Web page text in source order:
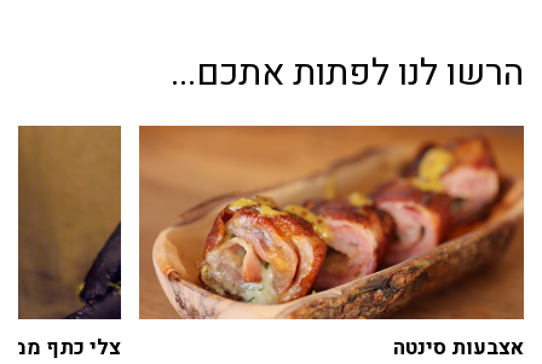
הרשו לנו לפתות אתכם...
אצבעות סינטה צלי כתף